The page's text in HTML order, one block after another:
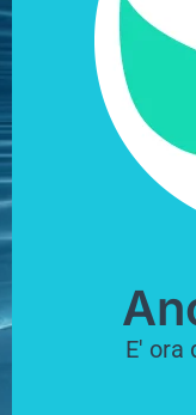
E' ora